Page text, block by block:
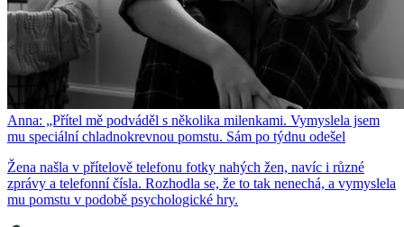
Anna: „Přítel mě podváděl s několika milenkami. Vymyslela jsem
mu speciální chladnokrevnou pomstu. Sám po týdnu odešel
Žena našla v přítelově telefonu fotky nahých žen, navíc i různé
zprávy a telefonní čísla. Rozhodla se, že to tak nenechá, a vymyslela
mu pomstu v podobě psychologické hry.